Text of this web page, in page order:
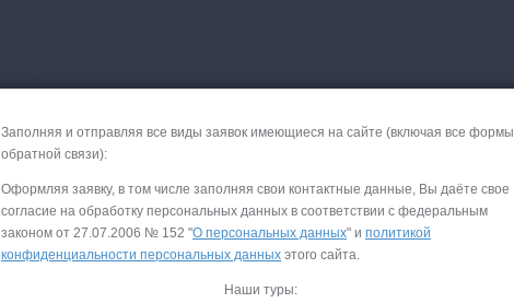
Экскурсионные программы
Заполняя и отправляя все виды заявок имеющиеся на сайте (включая все формы
обратной связи):
Оформляя заявку, в том числе заполняя свои контактные данные, Вы даёте свое
согласие на обработку персональных данных в соответствии с федеральным
законом от 27.07.2006 № 152 "О персональных данных" и политикой
конфиденциальности персональных данных этого сайта.
Наши туры: